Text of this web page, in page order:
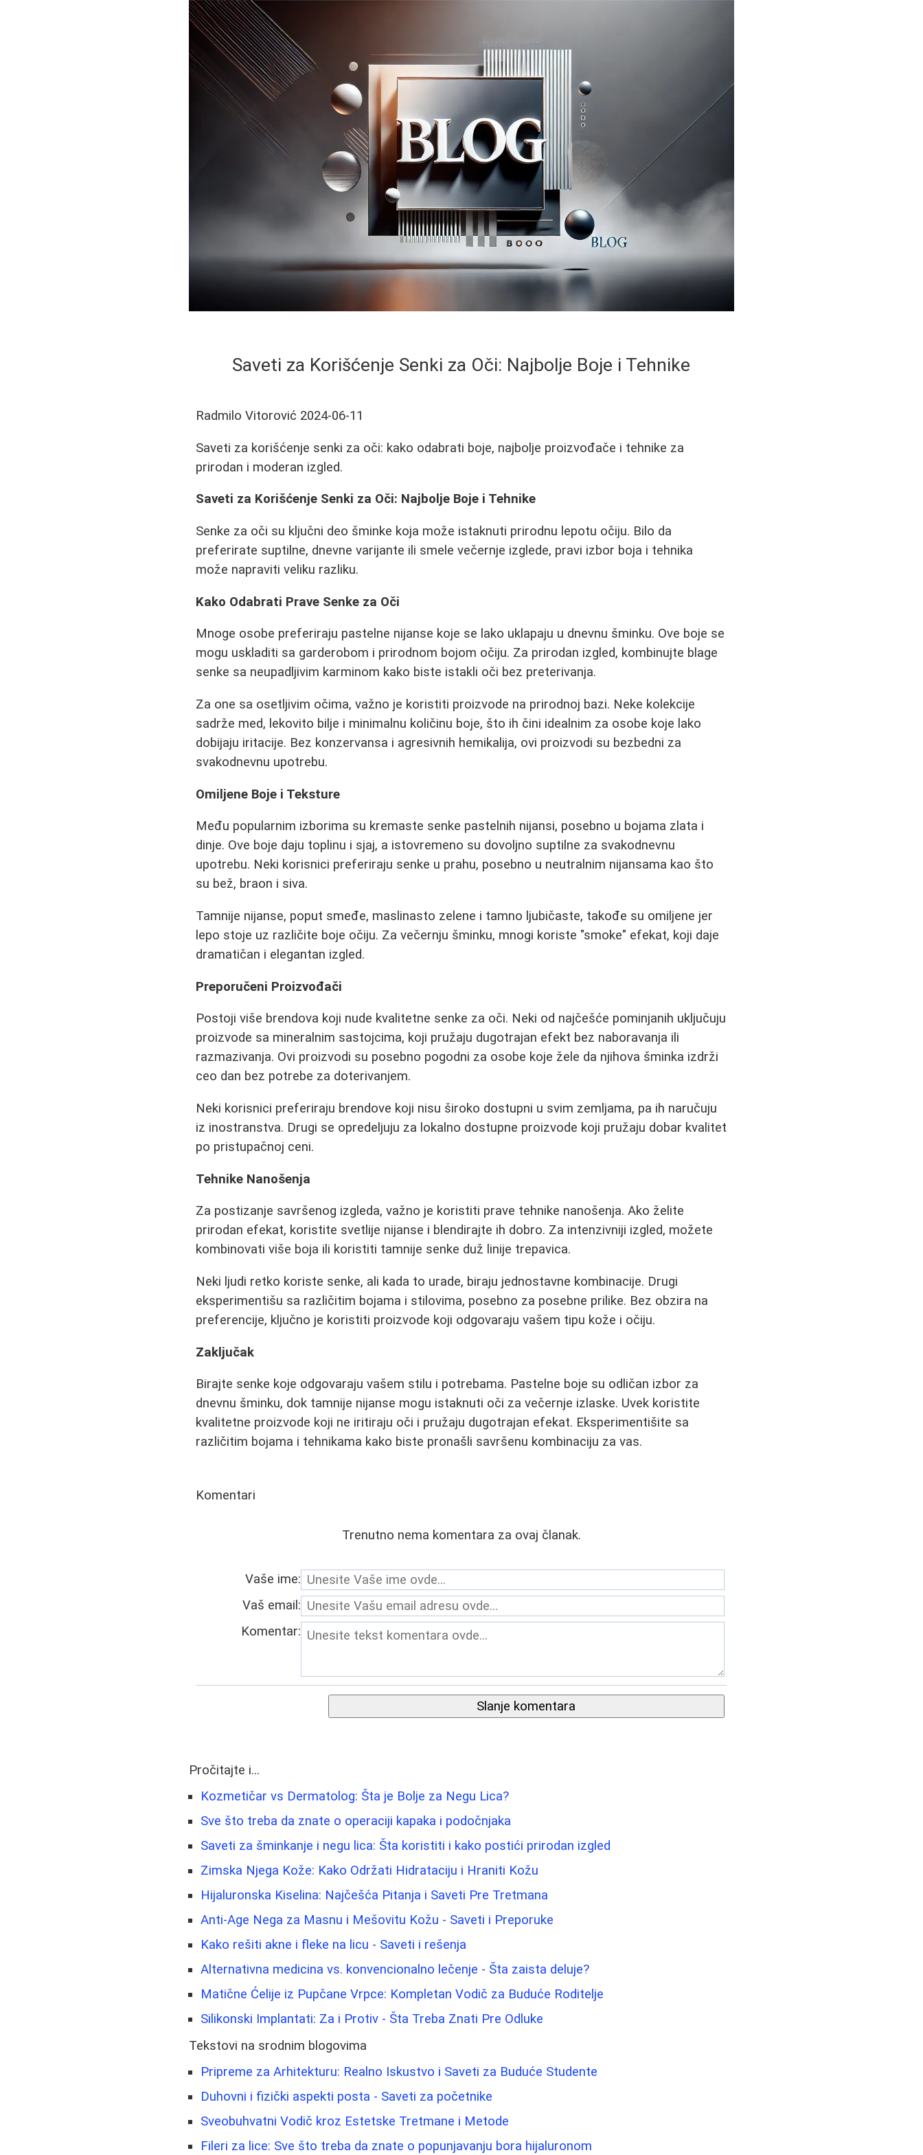
Saveti za Korišćenje Senki za Oči: Najbolje Boje i Tehnike
Radmilo Vitorović 2024-06-11
Saveti za korišćenje senki za oči: kako odabrati boje, najbolje proizvođače i tehnike za
prirodan i moderan izgled.
Saveti za Korišćenje Senki za Oči: Najbolje Boje i Tehnike
Senke za oči su ključni deo šminke koja može istaknuti prirodnu lepotu očiju. Bilo da
preferirate suptilne, dnevne varijante ili smele večernje izglede, pravi izbor boja i tehnika
može napraviti veliku razliku.
Kako Odabrati Prave Senke za Oči
Mnoge osobe preferiraju pastelne nijanse koje se lako uklapaju u dnevnu šminku. Ove boje se
mogu uskladiti sa garderobom i prirodnom bojom očiju. Za prirodan izgled, kombinujte blage
senke sa neupadljivim karminom kako biste istakli oči bez preterivanja.
Za one sa osetljivim očima, važno je koristiti proizvode na prirodnoj bazi. Neke kolekcije
sadrže med, lekovito bilje i minimalnu količinu boje, što ih čini idealnim za osobe koje lako
dobijaju iritacije. Bez konzervansa i agresivnih hemikalija, ovi proizvodi su bezbedni za
svakodnevnu upotrebu.
Omiljene Boje i Teksture
Među popularnim izborima su kremaste senke pastelnih nijansi, posebno u bojama zlata i
dinje. Ove boje daju toplinu i sjaj, a istovremeno su dovoljno suptilne za svakodnevnu
upotrebu. Neki korisnici preferiraju senke u prahu, posebno u neutralnim nijansama kao što
su bež, braon i siva.
Tamnije nijanse, poput smeđe, maslinasto zelene i tamno ljubičaste, takođe su omiljene jer
lepo stoje uz različite boje očiju. Za večernju šminku, mnogi koriste "smoke" efekat, koji daje
dramatičan i elegantan izgled.
Preporučeni Proizvođači
Postoji više brendova koji nude kvalitetne senke za oči. Neki od najčešće pominjanih uključuju
proizvode sa mineralnim sastojcima, koji pružaju dugotrajan efekt bez naboravanja ili
razmazivanja. Ovi proizvodi su posebno pogodni za osobe koje žele da njihova šminka izdrži
ceo dan bez potrebe za doterivanjem.
Neki korisnici preferiraju brendove koji nisu široko dostupni u svim zemljama, pa ih naručuju
iz inostranstva. Drugi se opredeljuju za lokalno dostupne proizvode koji pružaju dobar kvalitet
po pristupačnoj ceni.
Tehnike Nanošenja
Za postizanje savršenog izgleda, važno je koristiti prave tehnike nanošenja. Ako želite
prirodan efekat, koristite svetlije nijanse i blendirajte ih dobro. Za intenzivniji izgled, možete
kombinovati više boja ili koristiti tamnije senke duž linije trepavica.
Neki ljudi retko koriste senke, ali kada to urade, biraju jednostavne kombinacije. Drugi
eksperimentišu sa različitim bojama i stilovima, posebno za posebne prilike. Bez obzira na
preferencije, ključno je koristiti proizvode koji odgovaraju vašem tipu kože i očiju.
Zaključak
Birajte senke koje odgovaraju vašem stilu i potrebama. Pastelne boje su odličan izbor za
dnevnu šminku, dok tamnije nijanse mogu istaknuti oči za večernje izlaske. Uvek koristite
kvalitetne proizvode koji ne iritiraju oči i pružaju dugotrajan efekat. Eksperimentišite sa
različitim bojama i tehnikama kako biste pronašli savršenu kombinaciju za vas.
Komentari
Trenutno nema komentara za ovaj članak.
Vaše ime:
Vaš email:
Komentar:
Slanje komentara
Pročitajte i...
Kozmetičar vs Dermatolog: Šta je Bolje za Negu Lica?
Sve što treba da znate o operaciji kapaka i podočnjaka
Saveti za šminkanje i negu lica: Šta koristiti i kako postići prirodan izgled
Zimska Njega Kože: Kako Održati Hidrataciju i Hraniti Kožu
Hijaluronska Kiselina: Najčešća Pitanja i Saveti Pre Tretmana
Anti-Age Nega za Masnu i Mešovitu Kožu - Saveti i Preporuke
Kako rešiti akne i fleke na licu - Saveti i rešenja
Alternativna medicina vs. konvencionalno lečenje - Šta zaista deluje?
Matične Ćelije iz Pupčane Vrpce: Kompletan Vodič za Buduće Roditelje
Silikonski Implantati: Za i Protiv - Šta Treba Znati Pre Odluke
Tekstovi na srodnim blogovima
Pripreme za Arhitekturu: Realno Iskustvo i Saveti za Buduće Studente
Duhovni i fizički aspekti posta - Saveti za početnike
Sveobuhvatni Vodič kroz Estetske Tretmane i Metode
Fileri za lice: Sve što treba da znate o popunjavanju bora hijaluronom